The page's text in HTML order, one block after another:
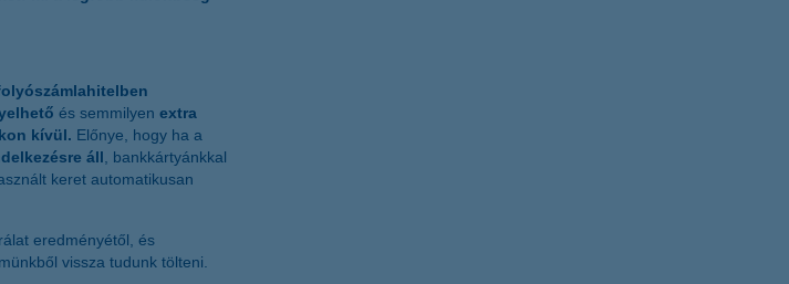
és semmilyen extra
kívül. Előnye, hogy ha a
áll, bankkártyánkkal
keret automatikusan
eredményétől, és
vissza tudunk tölteni.